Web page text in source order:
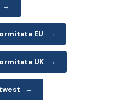
→
EU →
UK →
→